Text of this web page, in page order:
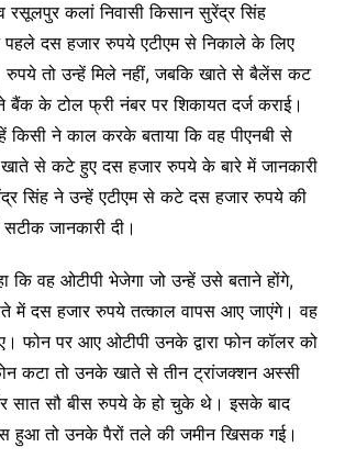
रसूलपुर कलां निवासी किसान सुरेंद्र सिंह
पहले दस हजार रुपये एटीएम से निकाले के लिए
रुपये तो उन्हें मिले नहीं, जबकि खाते से बैलेंस कट
बैंक के टोल फ्री नंबर पर शिकायत दर्ज कराई।
किसी ने काल करके बताया कि वह पीएनबी से
से कटे हुए दस हजार रुपये के बारे में जानकारी
सिंह ने उन्हें एटीएम से कटे दस हजार रुपये की
जानकारी दी।
कि वह ओटीपी भेजेगा जो उन्हें उसे बताने होंगे,
में दस हजार रुपये तत्काल वापस आए जाएंगे। वह
पर आए ओटीपी उनके द्वारा फोन कॉलर को
कटा तो उनके खाते से तीन ट्रांजक्शन अस्सी
सात सौ बीस रुपये के हो चुके थे। इसके बाद
हुआ तो उनके पैरों तले की जमीन खिसक गई।